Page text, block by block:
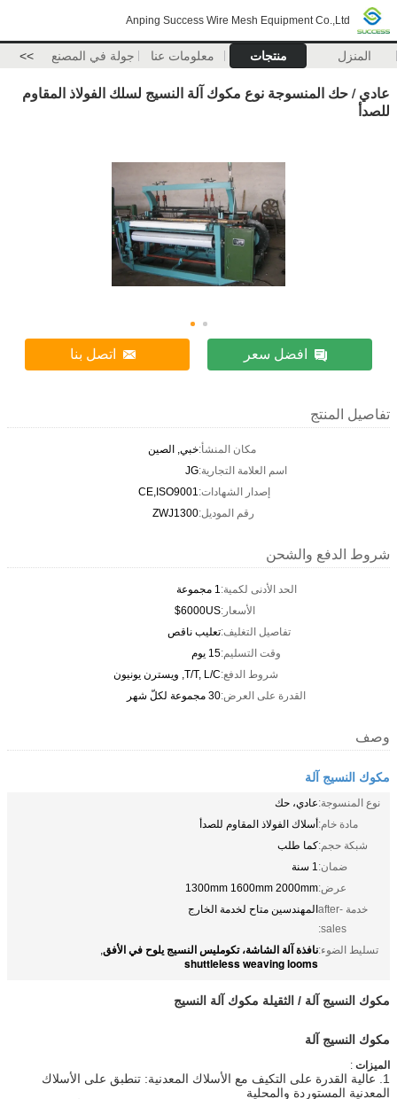
Anping Success Wire Mesh Equipment Co.,Ltd
المنزل منتجات معلومات عنا جولة في المصنع >>
عادي / حك المنسوجة نوع مكوك آلة النسيج لسلك الفولاذ المقاوم
للصدأ
افضل سعر اتصل بنا
تفاصيل المنتج
مكان المنشأ:خبي, الصين
اسم العلامة التجارية:JG
إصدار الشهادات:CE,ISO9001
رقم الموديل:ZWJ1300
شروط الدفع والشحن
الحد الأدنى لكمية:1 مجموعة
الأسعار:6000US$
تفاصيل التغليف:تعليب ناقص
وقت التسليم:15 يوم
شروط الدفع:T/T, L/C, ويسترن يونيون
القدرة على العرض:30 مجموعة لكلّ شهر
وصف
مكوك النسيج آلة
نوع المنسوجة:عادي، حك
مادة خام:أسلاك الفولاذ المقاوم للصدأ
شبكة حجم:كما طلب
ضمان:1 سنة
عرض:1300mm 1600mm 2000mm
خدمة after-
sales:
المهندسين متاح لخدمة الخارج
تسليط الضوء:نافذة آلة الشاشة، تكومليس النسيج يلوح في الأفق,
shuttleless weaving looms
مكوك النسيج آلة / الثقيلة مكوك آلة النسيج
مكوك النسيج آلة
الميزات :
1. عالية القدرة على التكيف مع الأسلاك المعدنية: تنطبق على الأسلاك
المعدنية المستوردة والمحلية